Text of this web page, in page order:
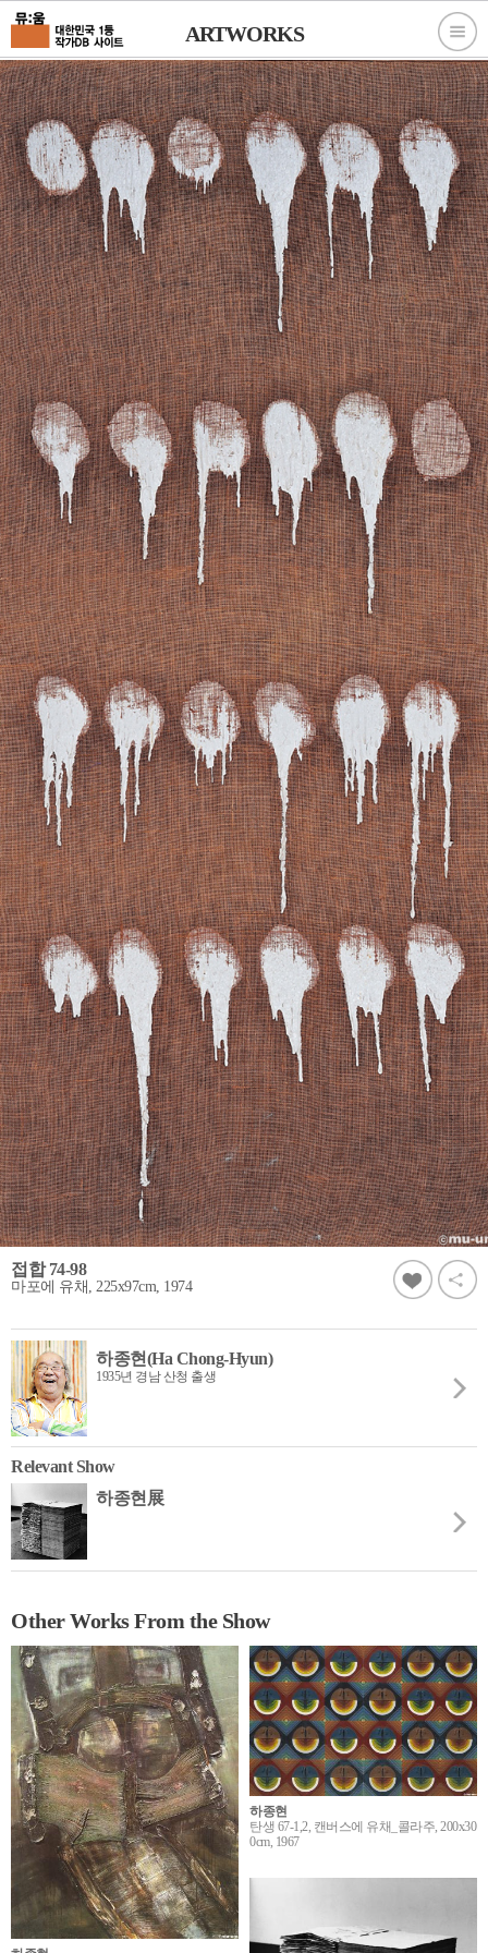
ARTWORKS
접합 74-98
마포에 유채, 225x97cm, 1974
하종현(Ha Chong-Hyun)
1935년 경남 산청 출생
Relevant Show
하종현展
Other Works From the Show
하종현
탄생 67-1,2, 캔버스에 유채_콜라주, 200x30
0cm, 1967